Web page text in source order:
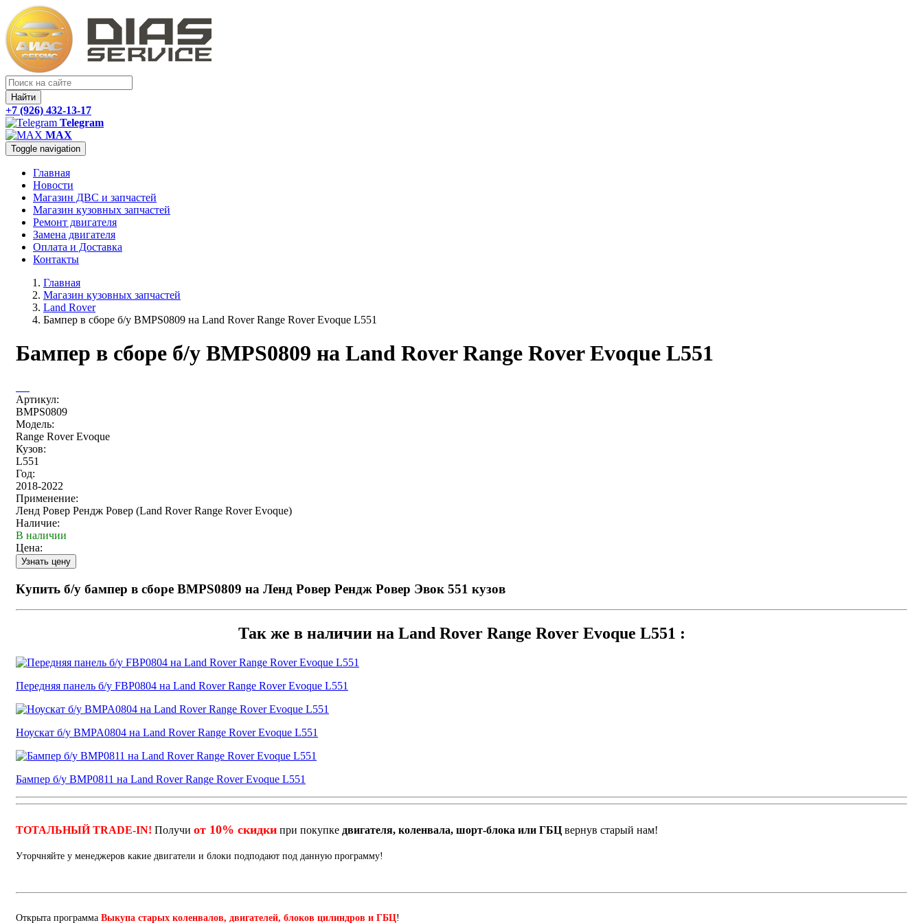
Найти
+7 (926) 432-13-17
Telegram
MAX
Toggle navigation
Главная
Новости
Магазин ДВС и запчастей
Магазин кузовных запчастей
Ремонт двигателя
Замена двигателя
Оплата и Доставка
Контакты
Главная
Магазин кузовных запчастей
Land Rover
Бампер в сборе б/у BMPS0809 на Land Rover Range Rover Evoque L551
Бампер в сборе б/у BMPS0809 на Land Rover Range Rover Evoque L551
Артикул:
BMPS0809
Модель:
Range Rover Evoque
Кузов:
L551
Год:
2018-2022
Применение:
Ленд Ровер Рендж Ровер (Land Rover Range Rover Evoque)
Наличие:
В наличии
Цена:
Купить б/у бампер в сборе BMPS0809 на Ленд Ровер Рендж Ровер Эвок 551 кузов
Так же в наличии на Land Rover Range Rover Evoque L551 :
Передняя панель б/у FBP0804 на Land Rover Range Rover Evoque L551
Ноускат б/у BMPA0804 на Land Rover Range Rover Evoque L551
Бампер б/у BMP0811 на Land Rover Range Rover Evoque L551
ТОТАЛЬНЫЙ TRADE-IN! Получи от 10% скидки при покупке двигателя, коленвала, шорт-блока или ГБЦ вернув старый нам!
Уторчняйте у менеджеров какие двигатели и блоки подподают под данную программу!
Открыта программа Выкупа старых коленвалов, двигателей, блоков цилиндров и ГБЦ!